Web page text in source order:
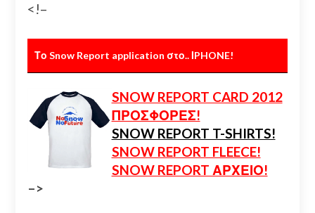
<!–
Το Snow Report application στο.. ΙPHONE!
SNOW REPORT CARD 2012
ΠΡΟΣΦΟΡΕΣ!
SNOW REPORT T-SHIRTS!
SNOW REPORT FLEECE!
SNOW REPORT ΑΡΧΕΙΟ!
–>